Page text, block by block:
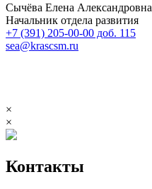
Сычёва Елена Александровна
Начальник отдела развития
+7 (391) 205-00-00 доб. 115
sea@krascsm.ru
×
×
Контакты